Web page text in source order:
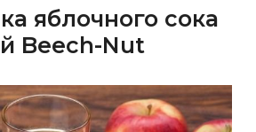
яблочного сока
Beech-Nut